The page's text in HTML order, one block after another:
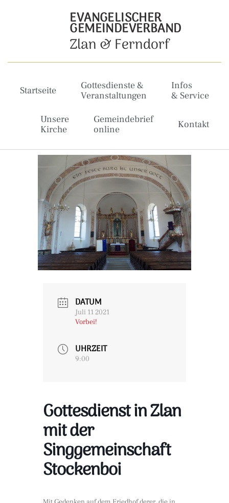
EVANGELISCHER
GEMEINDEVERBAND
Zlan & Ferndorf
Startseite
Gottesdienste &
Veranstaltungen
Infos
& Service
Unsere
Kirche
Gemeindebrief
online
Kontakt
DATUM
Juli 11 2021
Vorbei!
UHRZEIT
9:00
Gottesdienst in Zlan
mit der
Singgemeinschaft
Stockenboi